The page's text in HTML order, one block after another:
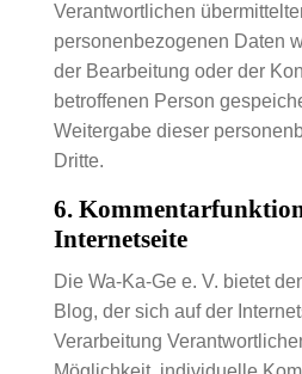
Verantwortlichen
personenbezogenen Daten
der Bearbeitung oder der
betroffenen Person
Weitergabe dieser
Dritte.
6.
Internetseite
Die Wa-Ka-Ge e. V. bietet
Blog, der sich auf der
Verarbeitung